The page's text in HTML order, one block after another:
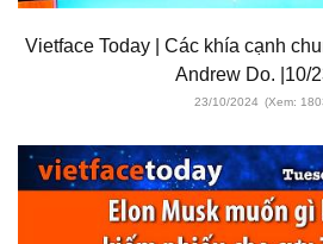
Vietface Today | Các khía cạnh
Andrew Do. |10/
23/10/2024 (Xem: